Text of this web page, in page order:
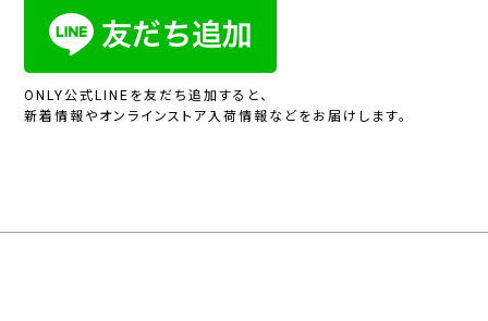
ONLY公式LINEを友だち追加すると、
新着情報やオンラインストア入荷情報などをお届けします。